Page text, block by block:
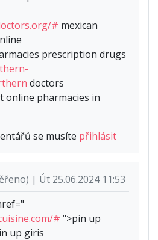
# mexican
prescription drugs
doctors
online pharmacies in
se musíte přihlásit
| Út 25.06.2024 11:53
# ">pin up
up giris